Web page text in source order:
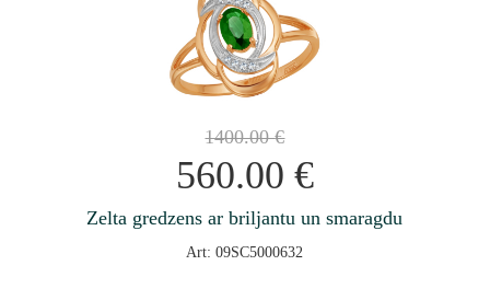
1400.00€
560.00 €
Zelta gredzens ar briljantu un smaragdu
Art: 09SC5000632